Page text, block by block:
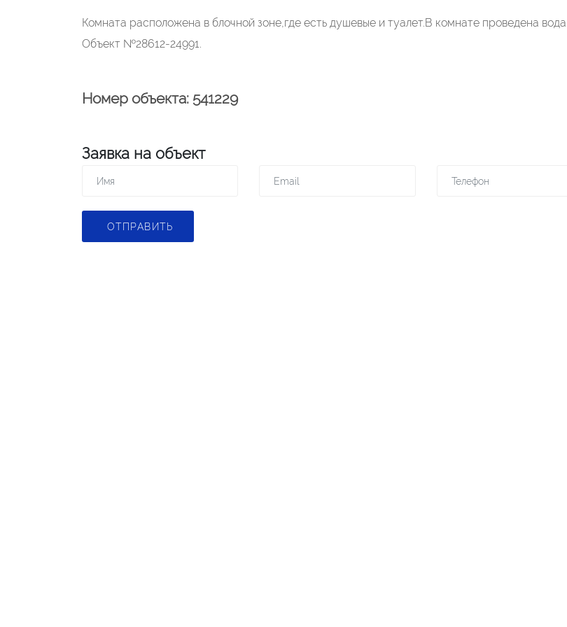
Комната расположена в блочной зоне,где есть душевые и туалет.В комнате проведена
Объект №28612-24991.
Номер объекта: 541229
Заявка на объект
ОТПРАВИТЬ